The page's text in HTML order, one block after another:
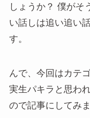
しょうか？ 僕がそ
い話しは追い追い
す。
んで、今回はカテ
実生パキラと思わ
ので記事にしてみま